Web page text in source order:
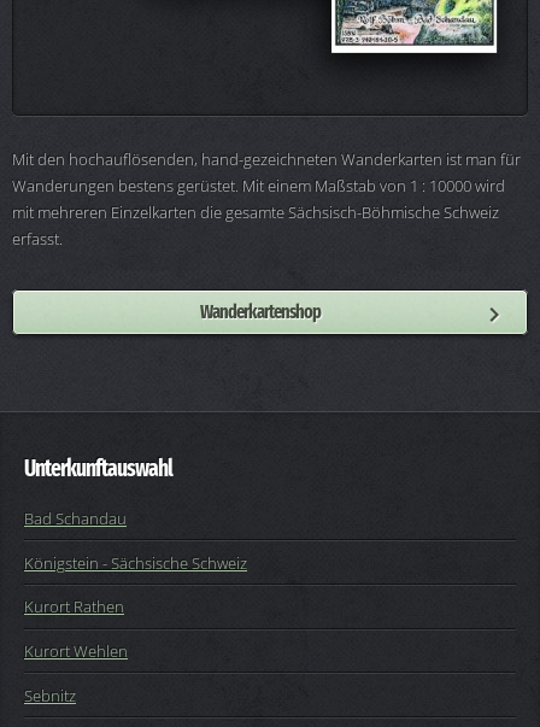
Mit den hochauflösenden, hand-gezeichneten Wanderkarten ist man für
Wanderungen bestens gerüstet. Mit einem Maßstab von 1 : 10000 wird
mit mehreren Einzelkarten die gesamte Sächsisch-Böhmische Schweiz
erfasst.
Wanderkartenshop
Unterkunftauswahl
Bad Schandau
Königstein - Sächsische Schweiz
Kurort Rathen
Kurort Wehlen
Sebnitz